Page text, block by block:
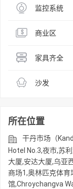
监控系统
商业区
家具齐全
沙发
所在位置
干丹市场（
Hotel No.3,夜市,苏
大厦,安达大厦,乌亚
商场1,奥林匹克体育
馆,Chroychangva